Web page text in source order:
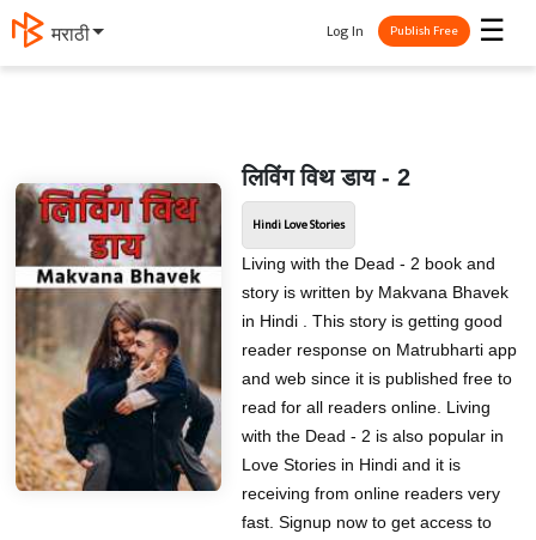
मराठी ☰
Log In Publish Free
लिविंग विथ डाय - 2
Hindi Love Stories
Living with the Dead - 2 book and
story is written by Makvana Bhavek
in Hindi . This story is getting good
reader response on Matrubharti app
and web since it is published free to
read for all readers online. Living
with the Dead - 2 is also popular in
Love Stories in Hindi and it is
receiving from online readers very
fast. Signup now to get access to